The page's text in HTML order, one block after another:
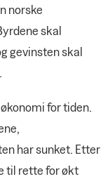
norske
skal
gevinsten skal
for tiden.
har sunket. Etter
til rette for økt